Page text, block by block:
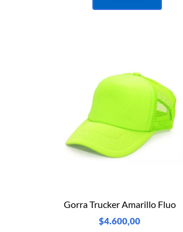
Gorra Trucker Amarillo Fluo
$4.600,00